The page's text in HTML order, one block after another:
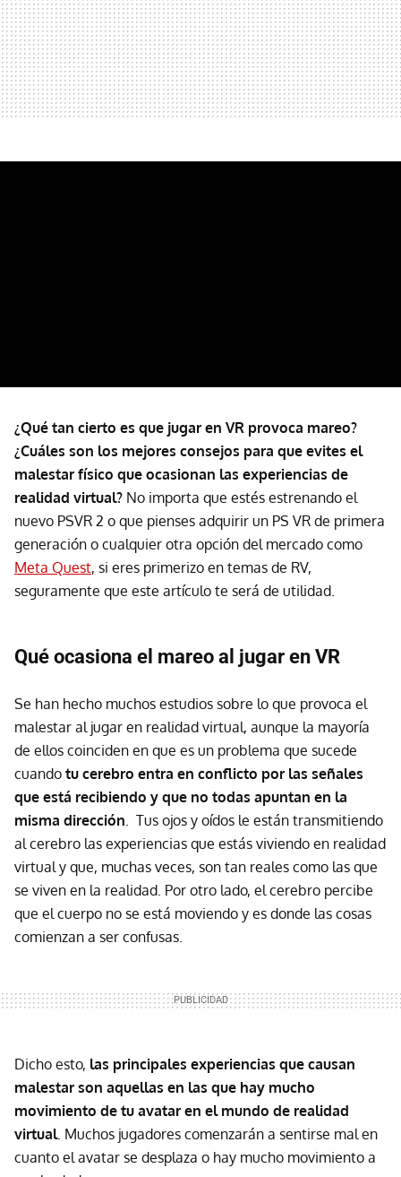
¿Qué tan cierto es que jugar en VR provoca mareo?
¿Cuáles son los mejores consejos para que evites el
malestar físico que ocasionan las experiencias de
realidad virtual? No importa que estés estrenando el
nuevo PSVR 2 o que pienses adquirir un PS VR de primera
generación o cualquier otra opción del mercado como
Meta Quest, si eres primerizo en temas de RV,
seguramente que este artículo te será de utilidad.
Qué ocasiona el mareo al jugar en VR
Se han hecho muchos estudios sobre lo que provoca el
malestar al jugar en realidad virtual, aunque la mayoría
de ellos coinciden en que es un problema que sucede
cuando tu cerebro entra en conflicto por las señales
que está recibiendo y que no todas apuntan en la
misma dirección . Tus ojos y oídos le están transmitiendo
al cerebro las experiencias que estás viviendo en realidad
virtual y que, muchas veces, son tan reales como las que
se viven en la realidad. Por otro lado, el cerebro percibe
que el cuerpo no se está moviendo y es donde las cosas
comienzan a ser confusas.
Dicho esto, las principales experiencias que causan
malestar son aquellas en las que hay mucho
movimiento de tu avatar en el mundo de realidad
virtual. Muchos jugadores comenzarán a sentirse mal en
cuanto el avatar se desplaza o hay mucho movimiento a